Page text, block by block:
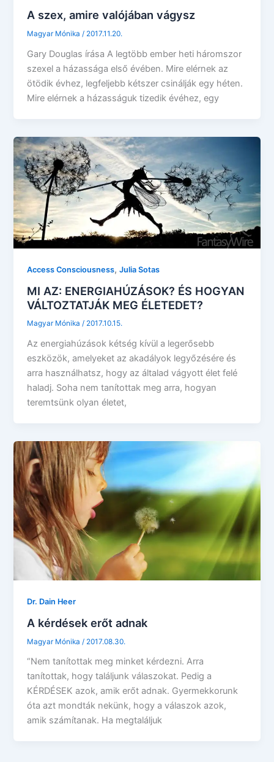
A szex, amire valójában vágysz
Magyar Mónika/ 2017.11.20.
Gary Douglas írása A legtöbb ember heti háromszor
szexel a házassága első évében. Mire elérnek az
ötödik évhez, legfeljebb kétszer csinálják egy héten.
Mire elérnek a házasságuk tizedik évéhez, egy
Access Consciousness,Julia Sotas
MI AZ: ENERGIAHÚZÁSOK? ÉS HOGYAN
VÁLTOZTATJÁK MEG ÉLETEDET?
Magyar Mónika/ 2017.10.15.
Az energiahúzások kétség kívül a legerősebb
eszközök, amelyeket az akadályok legyőzésére és
arra használhatsz, hogy az általad vágyott élet felé
haladj. Soha nem tanítottak meg arra, hogyan
teremtsünk olyan életet,
Dr. Dain Heer
A kérdések erőt adnak
Magyar Mónika / 2017.08.30.
“Nem tanítottak meg minket kérdezni. Arra
tanítottak, hogy találjunk válaszokat. Pedig a
KÉRDÉSEK azok, amik erőt adnak. Gyermekkorunk
óta azt mondták nekünk, hogy a válaszok azok,
amik számítanak. Ha megtaláljuk